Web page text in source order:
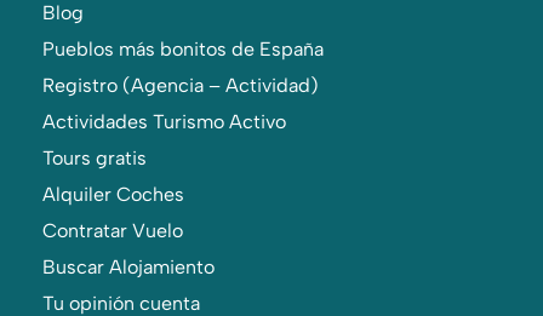
Blog
Pueblos más bonitos de España
Registro (Agencia – Actividad)
Actividades Turismo Activo
Tours gratis
Alquiler Coches
Contratar Vuelo
Buscar Alojamiento
Tu opinión cuenta